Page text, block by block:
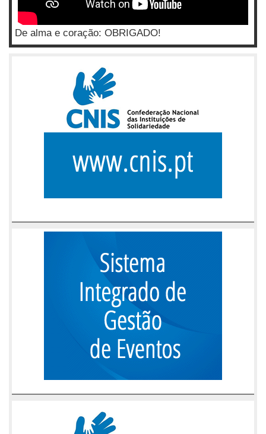
De alma e coração: OBRIGADO!